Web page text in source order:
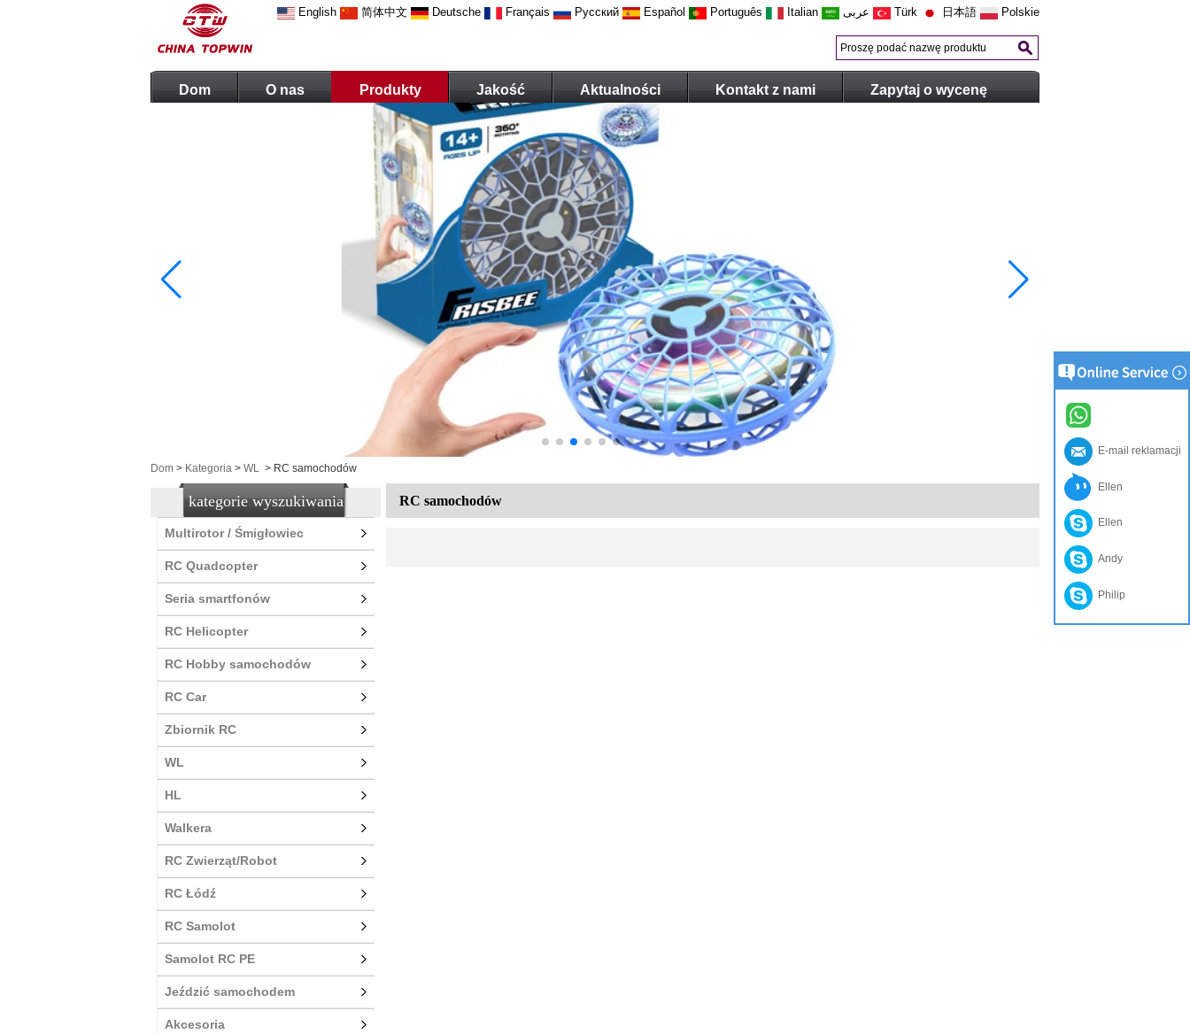
English 简体中文 Deutsche Français Русский Español Português Italian عربى Türk 日本語 Polskie
Dom O nas Produkty Jakość Aktualności Kontakt z nami Zapytaj o wycenę
Dom > Kategoria > WL > RC samochodów
kategorie wyszukiwania
Multirotor / Śmigłowiec
RC Quadcopter
Seria smartfonów
RC Helicopter
RC Hobby samochodów
RC Car
Zbiornik RC
WL
HL
Walkera
RC Zwierząt/Robot
RC Łódź
RC Samolot
Samolot RC PE
Jeździć samochodem
Akcesoria
RC samochodów
E-mail reklamacji
Ellen
Ellen
Andy
Philip